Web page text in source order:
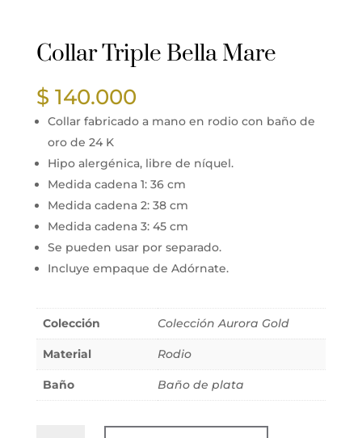
Collar Triple Bella Mare
$ 140.000
Collar fabricado a mano en rodio con baño de
oro de 24 K
Hipo alergénica, libre de níquel.
Medida cadena 1: 36 cm
Medida cadena 2: 38 cm
Medida cadena 3: 45 cm
Se pueden usar por separado.
Incluye empaque de Adórnate.
Colección Colección Aurora Gold
Material Rodio
Baño Baño de plata